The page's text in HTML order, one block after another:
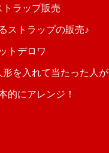
ラップ販売
ストラップの販売♪
トデロワ
を入れて当たった人が
的にアレンジ！